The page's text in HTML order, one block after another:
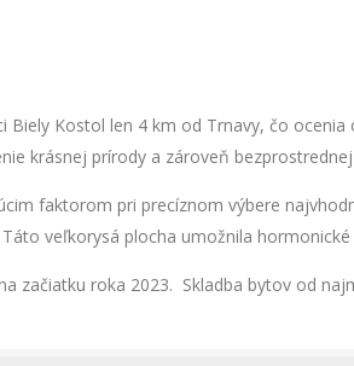
Biely Kostol len 4 km od Trnavy, čo
krásnej prírody a zároveň
faktorom pri precíznom výbere
Táto veľkorysá plocha umožnila
začiatku roka 2023. Skladba bytov od